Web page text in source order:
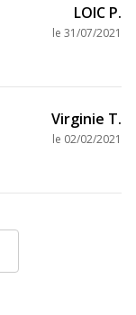
LOIC P.
le 31/07/2021
Virginie T.
le 02/02/2021